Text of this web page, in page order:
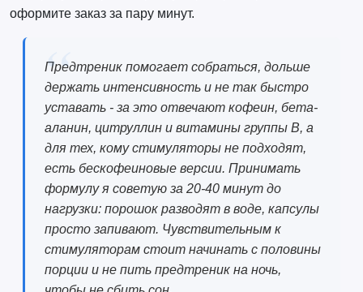
оформите заказ за пару минут.
Предтреник помогает собраться, дольше
держать интенсивность и не так быстро
уставать - за это отвечают кофеин, бета-
аланин, цитруллин и витамины группы B, а
для тех, кому стимуляторы не подходят,
есть бескофеиновые версии. Принимать
формулу я советую за 20-40 минут до
нагрузки: порошок разводят в воде, капсулы
просто запивают. Чувствительным к
стимуляторам стоит начинать с половины
порции и не пить предтреник на ночь,